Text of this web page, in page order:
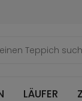
LÄUFER